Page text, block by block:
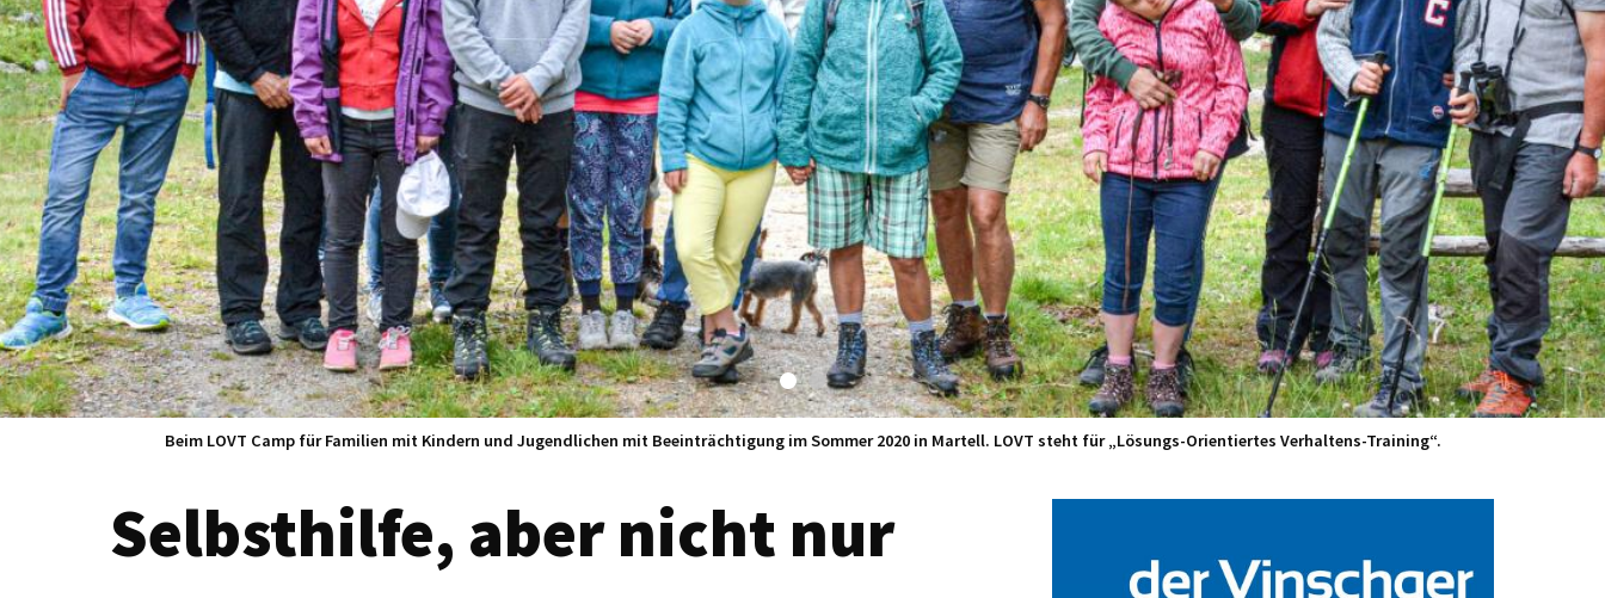
Beim LOVT Camp für Familien mit Kindern und Jugendlichen mit Beeinträchtigung im Sommer 2020 in Martell. LOVT steht für „Lösungs-Orientiertes Verhaltens-Training“.
Selbsthilfe, aber nicht nur